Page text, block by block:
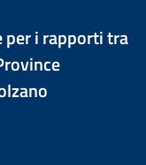
per i rapporti tra